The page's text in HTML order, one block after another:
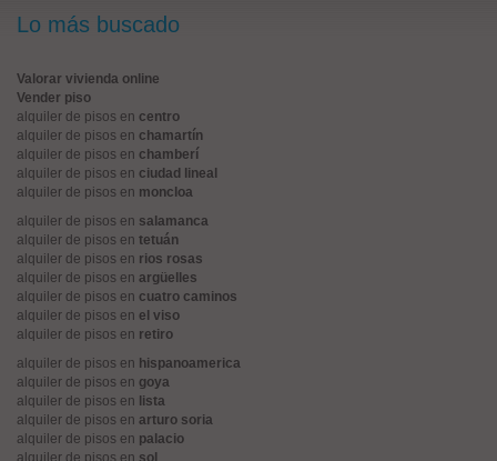
Lo más buscado
Valorar vivienda online
Vender piso
alquiler de pisos en centro
alquiler de pisos en chamartín
alquiler de pisos en chamberí
alquiler de pisos en ciudad lineal
alquiler de pisos en moncloa
alquiler de pisos en salamanca
alquiler de pisos en tetuán
alquiler de pisos en rios rosas
alquiler de pisos en argüelles
alquiler de pisos en cuatro caminos
alquiler de pisos en el viso
alquiler de pisos en retiro
alquiler de pisos en hispanoamerica
alquiler de pisos en goya
alquiler de pisos en lista
alquiler de pisos en arturo soria
alquiler de pisos en palacio
alquiler de pisos en sol